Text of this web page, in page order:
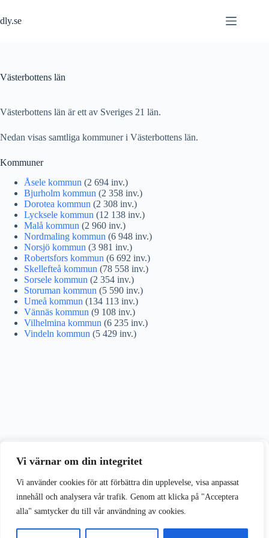
Vi värnar om din integritet
Vi använder cookies för att förbättra din upplevelse, visa anpassat
innehåll och analysera vår trafik. Genom att klicka på "Acceptera
alla" samtycker du till vår användning av cookies.
Vi använder cookies för att förbättra din upplevelse på vår webbplats.
Acceptera alla
till
innehåll
dly.se
Västerbottens län
Västerbottens län är ett av Sveriges 21 län.
Nedan visas samtliga kommuner i Västerbottens län.
Kommuner
Åsele kommun (2 694 inv.)
Bjurholm kommun (2 358 inv.)
Dorotea kommun (2 308 inv.)
Lycksele kommun (12 138 inv.)
Malå kommun (2 960 inv.)
Nordmaling kommun (6 948 inv.)
Norsjö kommun (3 981 inv.)
Robertsfors kommun (6 692 inv.)
Skellefteå kommun (78 558 inv.)
Sorsele kommun (2 354 inv.)
Storuman kommun (5 590 inv.)
Umeå kommun (134 113 inv.)
Vännäs kommun (9 108 inv.)
Vilhelmina kommun (6 235 inv.)
Vindeln kommun (5 429 inv.)